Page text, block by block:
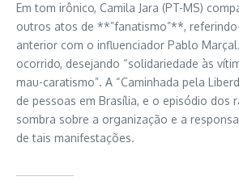
Em tom irônico, Camila Jara (PT-MS)
outros atos de **”fanatismo”**,
anterior com o influenciador Pablo
ocorrido, desejando “solidariedade às
mau-caratismo”. A “Caminhada pela
de pessoas em Brasília, e o episódio dos
sombra sobre a organização e a
de tais manifestações.